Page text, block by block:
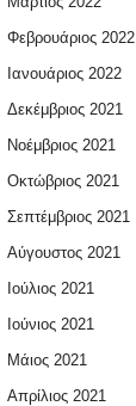
Φεβρουάριος 2022
Ιανουάριος 2022
Δεκέμβριος 2021
Νοέμβριος 2021
Οκτώβριος 2021
Σεπτέμβριος 2021
Αύγουστος 2021
Ιούλιος 2021
Ιούνιος 2021
Μάιος 2021
Απρίλιος 2021